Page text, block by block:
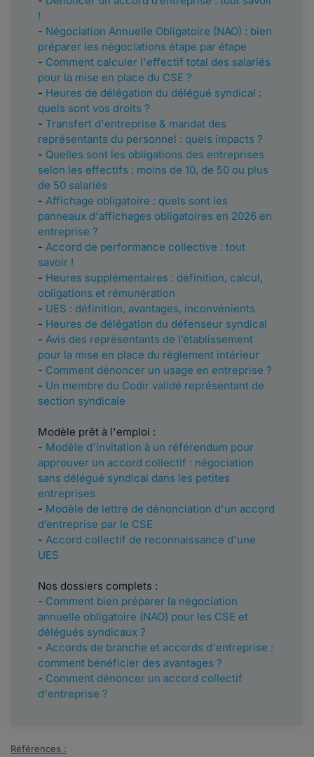
!
- Négociation Annuelle Obligatoire (NAO) : bien
préparer les négociations étape par étape
- Comment calculer l'effectif total des salariés
pour la mise en place du CSE ?
- Heures de délégation du délégué syndical :
quels sont vos droits ?
- Transfert d'entreprise & mandat des
représentants du personnel : quels impacts ?
- Quelles sont les obligations des entreprises
selon les effectifs : moins de 10, de 50 ou plus
de 50 salariés
- Affichage obligatoire : quels sont les
panneaux d'affichages obligatoires en 2026 en
entreprise ?
- Accord de performance collective : tout
savoir !
- Heures supplémentaires : définition, calcul,
obligations et rémunération
- UES : définition, avantages, inconvénients
- Heures de délégation du défenseur syndical
- Avis des représentants de l’établissement
pour la mise en place du règlement intérieur
- Comment dénoncer un usage en entreprise ?
- Un membre du Codir validé représentant de
section syndicale
Modèle prêt à l'emploi :
- Modèle d'invitation à un référendum pour
approuver un accord collectif : négociation
sans délégué syndical dans les petites
entreprises
- Modèle de lettre de dénonciation d'un accord
d’entreprise par le CSE
- Accord collectif de reconnaissance d'une
UES
Nos dossiers complets :
- Comment bien préparer la négociation
annuelle obligatoire (NAO) pour les CSE et
délégués syndicaux ?
- Accords de branche et accords d'entreprise :
comment bénéficier des avantages ?
- Comment dénoncer un accord collectif
d'entreprise ?
Références :